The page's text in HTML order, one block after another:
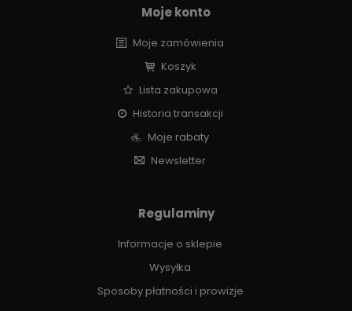
Moje konto
Moje zamówienia
Koszyk
Lista zakupowa
Historia transakcji
Moje rabaty
Newsletter
Regulaminy
Informacje o sklepie
Wysyłka
Sposoby płatności i prowizje